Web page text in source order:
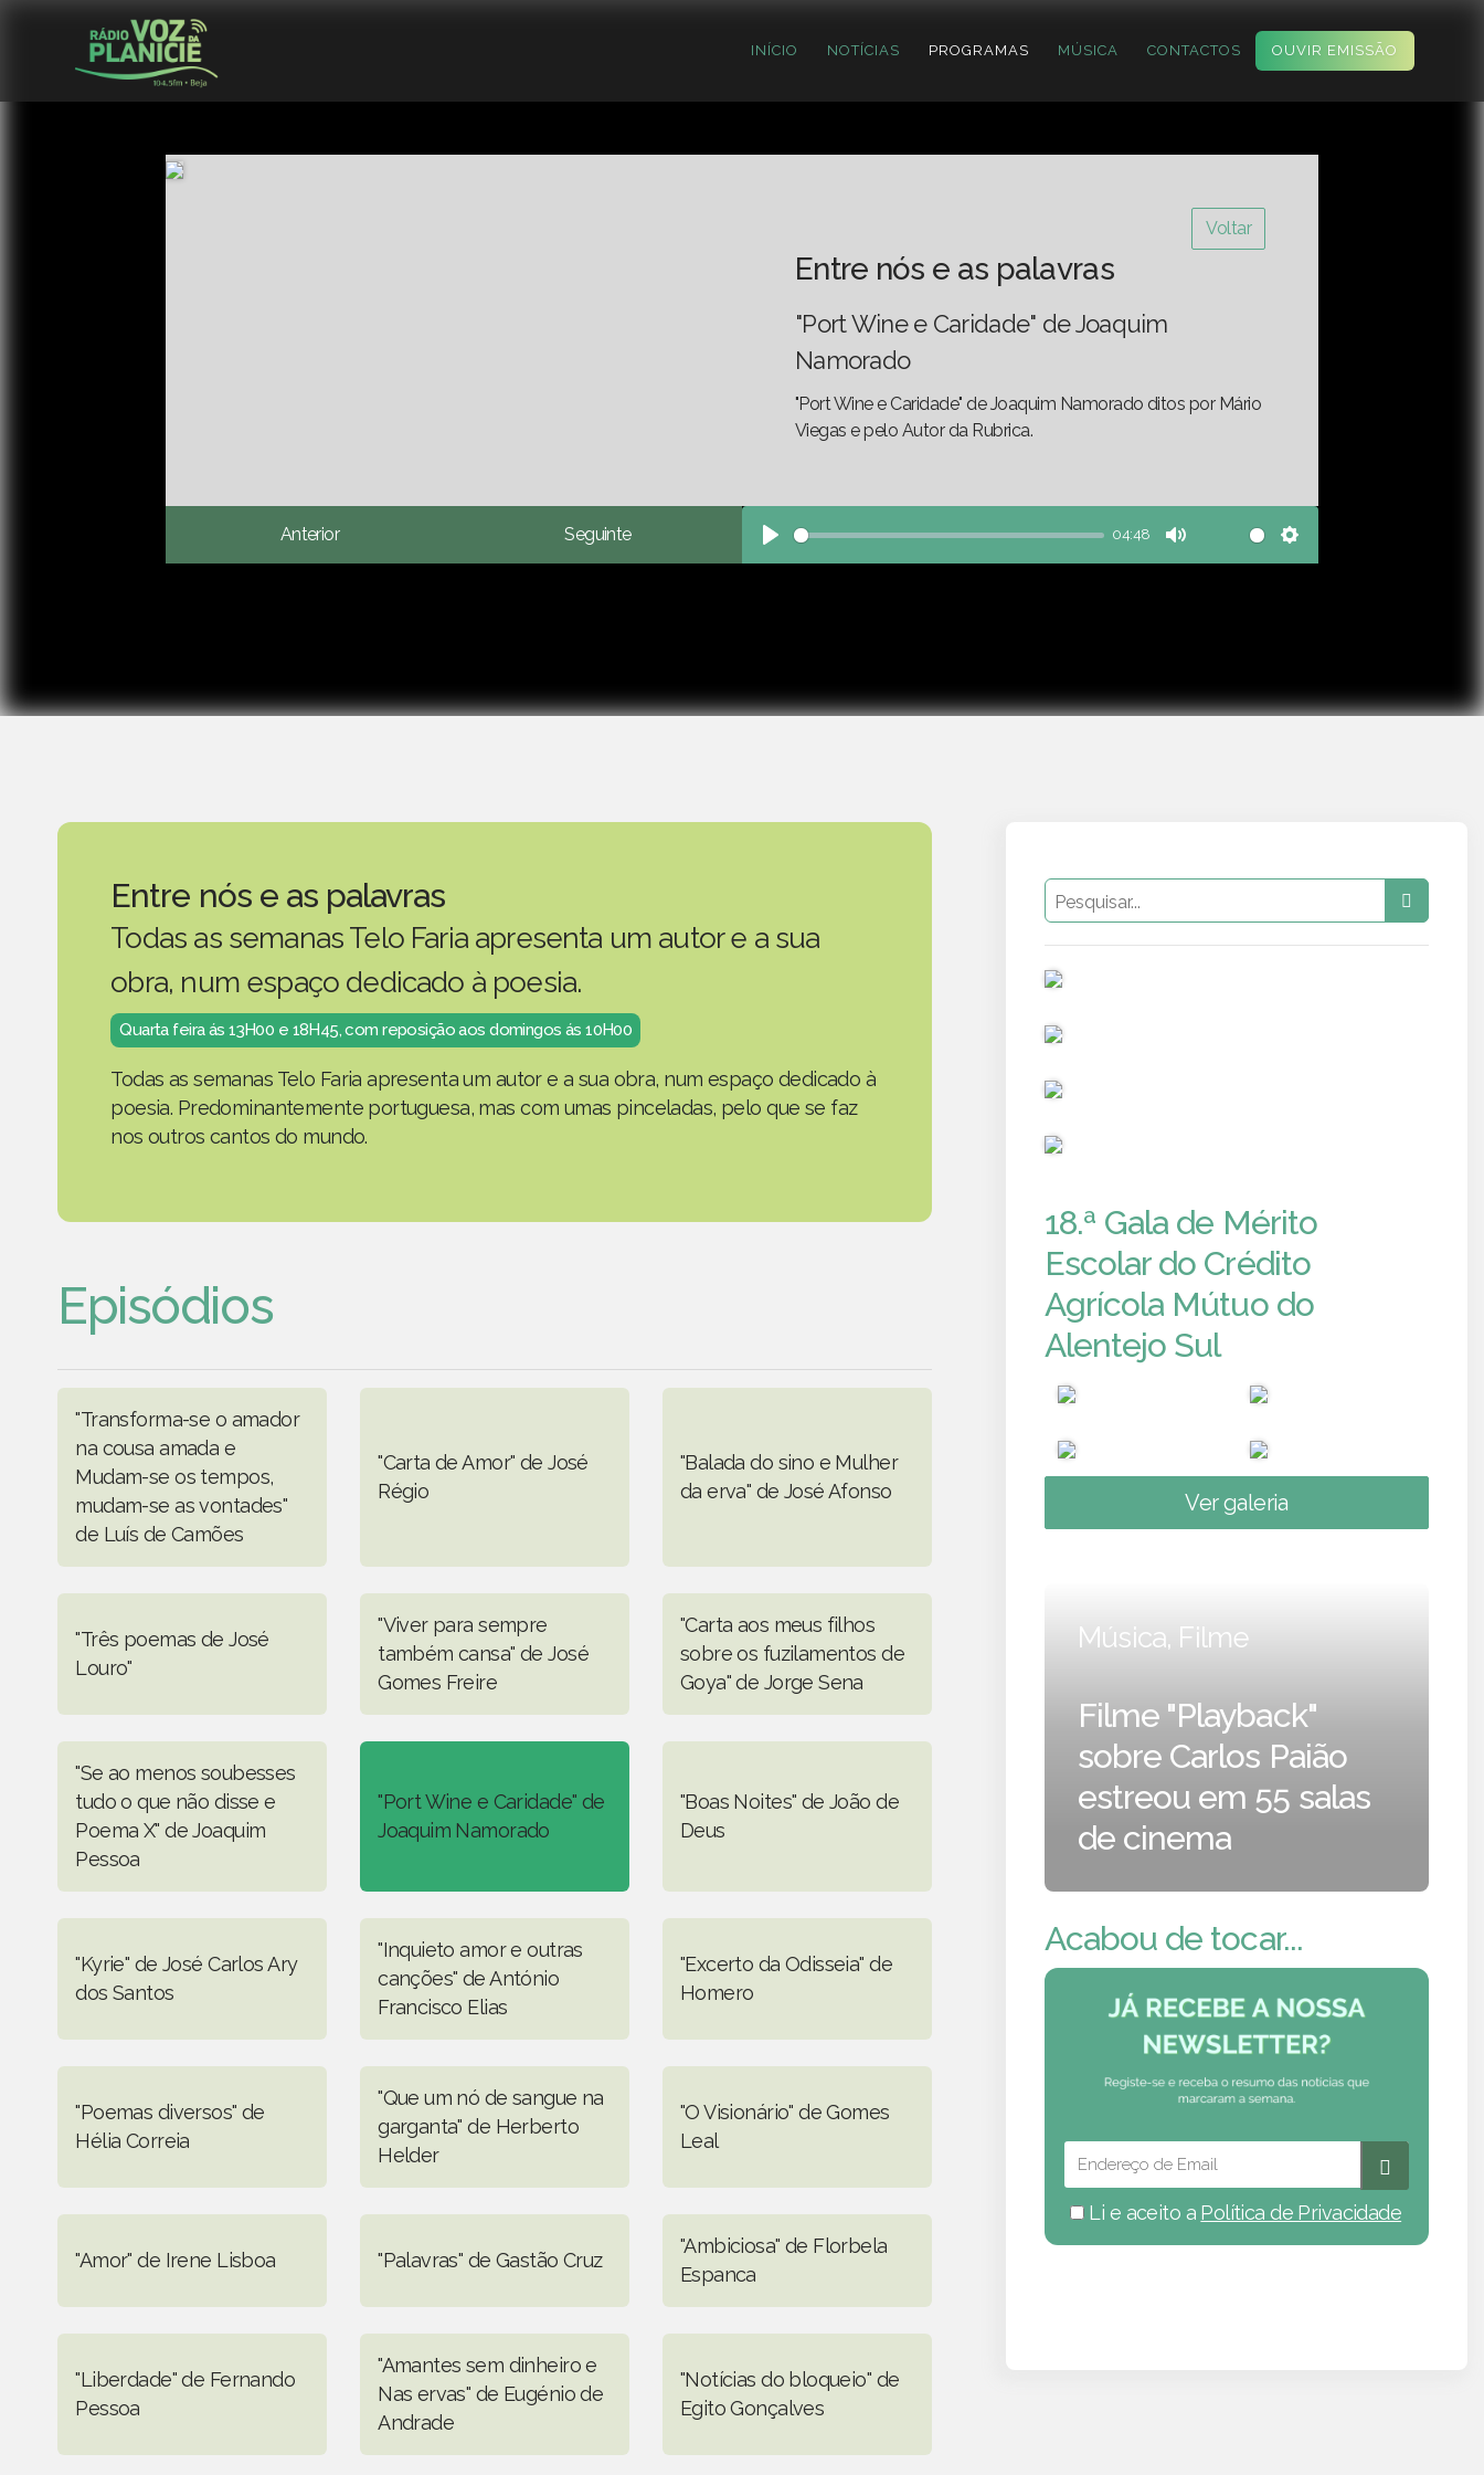
INÍCIO NOTÍCIAS PROGRAMAS MÚSICA CONTACTOS OUVIR EMISSÃO
Voltar
Entre nós e as palavras
"Port Wine e Caridade" de Joaquim
Namorado
"Port Wine e Caridade" de Joaquim Namorado ditos por Mário
Viegas e pelo Autor da Rubrica.
Anterior Seguinte
Play
04:48
Mute Settings
Entre nós e as palavras
Todas as semanas Telo Faria apresenta um autor e a sua
obra, num espaço dedicado à poesia.
Quarta feira ás 13H00 e 18H45, com reposição aos domingos ás 10H00
Todas as semanas Telo Faria apresenta um autor e a sua obra, num espaço dedicado à
poesia. Predominantemente portuguesa, mas com umas pinceladas, pelo que se faz
nos outros cantos do mundo.
Episódios
"Transforma-se o amador
na cousa amada e
Mudam-se os tempos,
mudam-se as vontades"
de Luís de Camões
"Carta de Amor" de José
Régio
"Balada do sino e Mulher
da erva" de José Afonso
"Três poemas de José
Louro"
"Viver para sempre
também cansa" de José
Gomes Freire
"Carta aos meus filhos
sobre os fuzilamentos de
Goya" de Jorge Sena
"Se ao menos soubesses
tudo o que não disse e
Poema X" de Joaquim
Pessoa
"Port Wine e Caridade" de
Joaquim Namorado
"Boas Noites" de João de
Deus
"Kyrie" de José Carlos Ary
dos Santos
"Inquieto amor e outras
canções" de António
Francisco Elias
"Excerto da Odisseia" de
Homero
"Poemas diversos" de
Hélia Correia
"Que um nó de sangue na
garganta" de Herberto
Helder
"O Visionário" de Gomes
Leal
"Amor" de Irene Lisboa "Palavras" de Gastão Cruz
"Ambiciosa" de Florbela
Espanca
"Liberdade" de Fernando
Pessoa
"Amantes sem dinheiro e
Nas ervas" de Eugénio de
Andrade
"Notícias do bloqueio" de
Egito Gonçalves
18.ª Gala de Mérito
Escolar do Crédito
Agrícola Mútuo do
Alentejo Sul
Ver galeria
Música, Filme
Filme "Playback"
sobre Carlos Paião
estreou em 55 salas
de cinema
Acabou de tocar...
Li e aceito a Política de Privacidade